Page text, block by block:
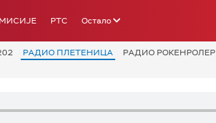
РТС Остало
РАДИО ПЛЕТЕНИЦА РАДИО РОКЕНРОЛЕР